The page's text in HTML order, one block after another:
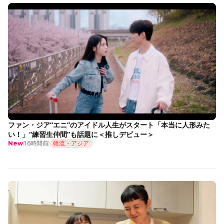
ファン・ジア“エニ”のアイドル人生がスタート「本当に人形みた
い！」“練習生仲間”も話題に＜推しデビュー＞
New16時間前 韓流・アジア